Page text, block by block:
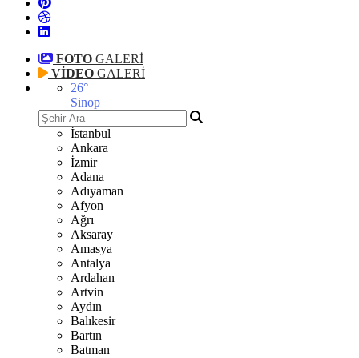
FOTO GALERİ
VİDEO GALERİ
26°
Sinop
İstanbul
Ankara
İzmir
Adana
Adıyaman
Afyon
Ağrı
Aksaray
Amasya
Antalya
Ardahan
Artvin
Aydın
Balıkesir
Bartın
Batman